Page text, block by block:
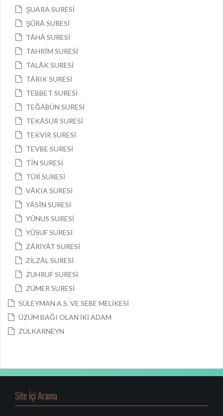
ŞUARA SURESİ
ŞÛRÂ SURESİ
TÂHÂ SURESİ
TAHRÎM SURESİ
TALÂK SURESİ
TÂRIK SURESİ
TEBBET SURESİ
TEĞÂBÜN SURESİ
TEKÂSÜR SURESİ
TEKVİR SURESİ
TEVBE SURESİ
TÎN SURESİ
TÛR SURESİ
VÂKIA SURESİ
YÂSÎN SURESİ
YÛNUS SURESİ
YÛSUF SURESİ
ZÂRİYÂT SURESİ
ZİLZÂL SURESİ
ZUHRUF SURESİ
ZÜMER SURESİ
SÜLEYMAN A.S. VE SEBE MELİKESİ
ÜZÜM BAĞI OLAN İKİ ADAM
ZÜLKARNEYN
Site İçi Arama